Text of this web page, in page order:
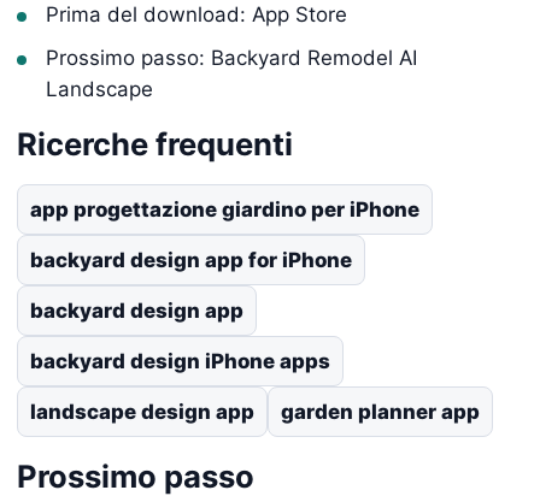
Prima del download: App Store
Prossimo passo: Backyard Remodel AI
Landscape
Ricerche frequenti
app progettazione giardino per iPhone
backyard design app for iPhone
backyard design app
backyard design iPhone apps
landscape design app garden planner app
Prossimo passo